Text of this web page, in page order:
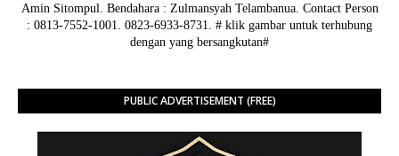
Amin Sitompul. Bendahara : Zulmansyah Telambanua. Contact Person
: 0813-7552-1001. 0823-6933-8731. # klik gambar untuk terhubung
dengan yang bersangkutan#
PUBLIC ADVERTISEMENT (FREE)